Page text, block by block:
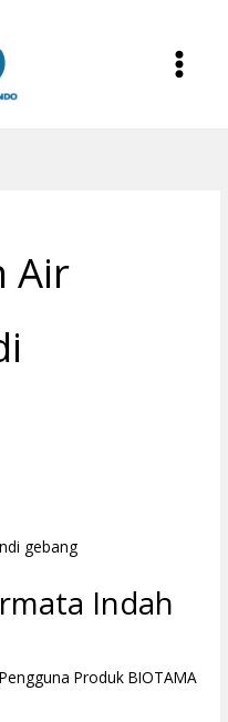
Air
Indah
Pengguna Produk BIOTAMA